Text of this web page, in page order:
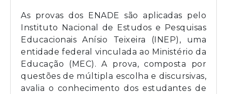
As provas dos ENADE são aplicadas pelo
Instituto Nacional de Estudos e Pesquisas
Educacionais Anísio Teixeira (INEP), uma
entidade federal vinculada ao Ministério da
Educação (MEC). A prova, composta por
questões de múltipla escolha e discursivas,
avalia o conhecimento dos estudantes de